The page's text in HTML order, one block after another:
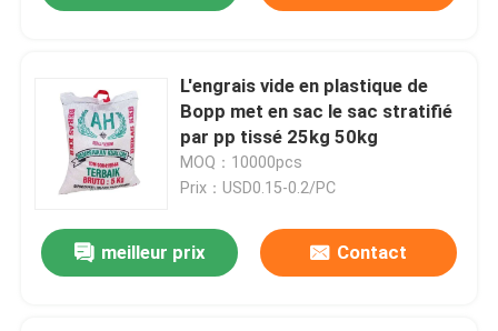
L'engrais vide en plastique de
Bopp met en sac le sac stratifié
par pp tissé 25kg 50kg
MOQ：10000pcs
Prix：USD0.15-0.2/PC
meilleur prix Contact